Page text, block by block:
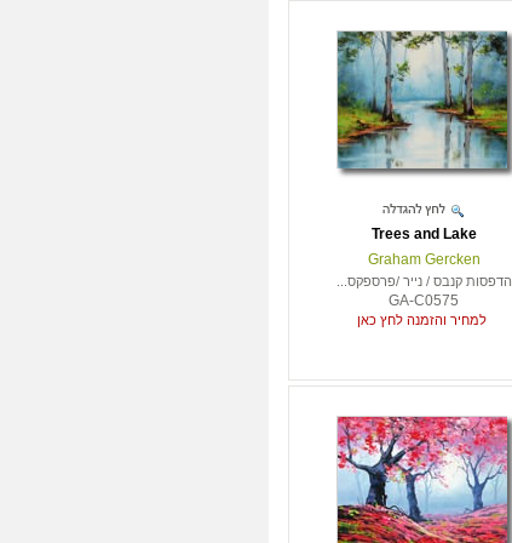
Trees and Lake
Graham Gercken
הדפסות קנבס / נייר /פרספקס...
GA-C0575
למחיר והזמנה לחץ כאן